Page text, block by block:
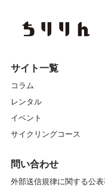
エクササイズ
カスイチ
ガイドツアー
キッズスクール
グローブ
サイト一覧
コラム
レンタル
イベント
サイクリングコース
問い合わせ
外部送信規律に関する公